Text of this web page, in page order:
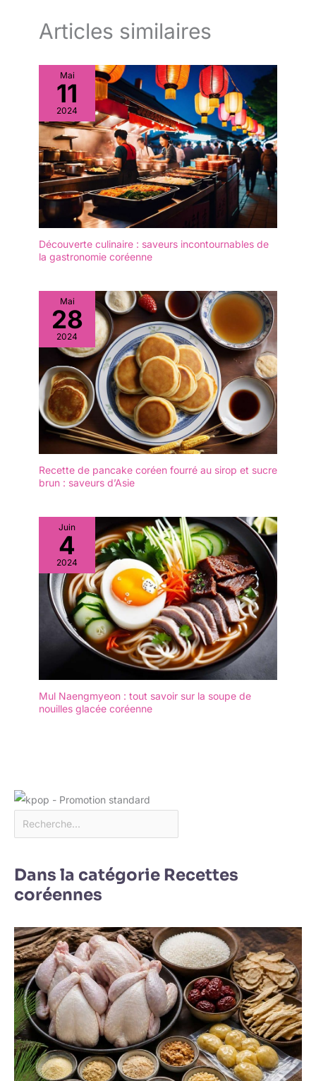
Articles similaires
Mai
11
2024
Découverte culinaire : saveurs incontournables de
la gastronomie coréenne
Mai
28
2024
Recette de pancake coréen fourré au sirop et sucre
brun : saveurs d’Asie
Juin
4
2024
Mul Naengmyeon : tout savoir sur la soupe de
nouilles glacée coréenne
Dans la catégorie Recettes
coréennes